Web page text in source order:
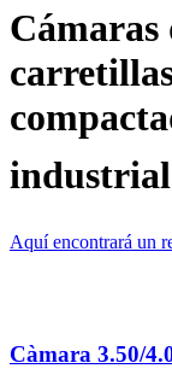
Cámaras
Aquí encontrará un
Càmara 3.50/